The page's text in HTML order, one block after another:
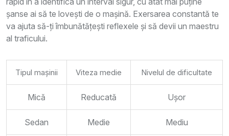
șanse ai să te lovești de o mașină. Exersarea constantă te
va ajuta să-ți îmbunătățești reflexele și să devii un maestru
al traficului.
Tipul mașinii Viteza medie Nivelul de dificultate
Mică Reducată Ușor
Sedan Medie Mediu